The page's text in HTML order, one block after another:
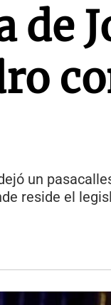
de
un
reside el